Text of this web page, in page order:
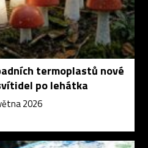
termoplastů nové
po lehátka
2026